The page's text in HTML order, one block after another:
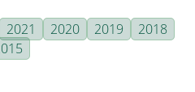
2021 2020 2019
2018